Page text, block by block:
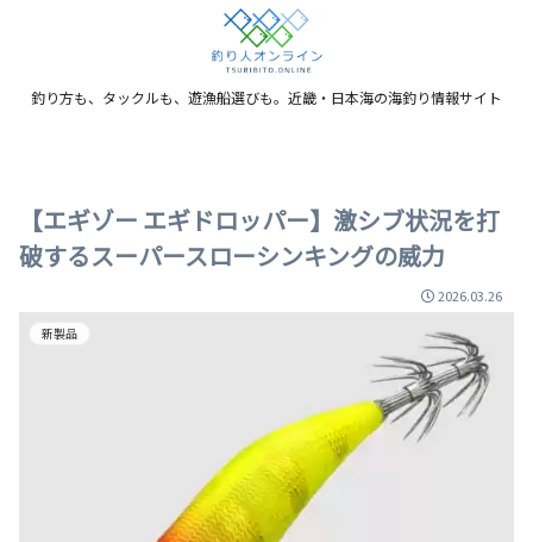
釣り方も、タックルも、遊漁船選びも。近畿・日本海の海釣り情報サイト
【エギゾー エギドロッパー】激シブ状況を打
破するスーパースローシンキングの威力
2026.03.26
新製品